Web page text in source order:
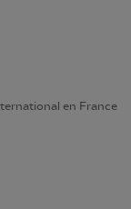
en France